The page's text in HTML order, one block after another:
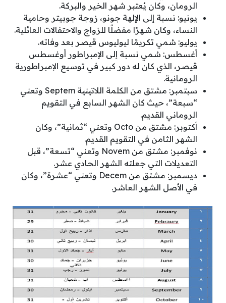
الرومان، وكان يُعتبر شهر الخير والبركة.
يونيو: نسبة إلى الإلهة جونو، زوجة جوبيتر وحامية
النساء، وكان شهرًا مفضلًا للزواج والاحتفالات العائلية.
يوليو: سُمي تكريمًا ليوليوس قيصر بعد وفاته.
أغسطس: سُمي نسبة إلى الإمبراطور أوغسطس
قيصر، الذي كان له دور كبير في توسيع الإمبراطورية
الرومانية.
سبتمبر: مشتق من الكلمة اللاتينية Septem وتعني
“سبعة”، حيث كان الشهر السابع في التقويم
الروماني القديم.
أكتوبر: مشتق من Octo وتعني “ثمانية”، وكان
الشهر الثامن في التقويم القديم.
نوفمبر: مشتق من Novem وتعني “تسعة”، قبل
التعديلات التي جعلته الشهر الحادي عشر.
ديسمبر: مشتق من Decem وتعني “عشرة”، وكان
في الأصل الشهر العاشر.